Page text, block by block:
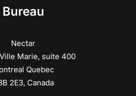
Bureau
Nectar
Marie, suite 400
Quebec
2E3, Canada